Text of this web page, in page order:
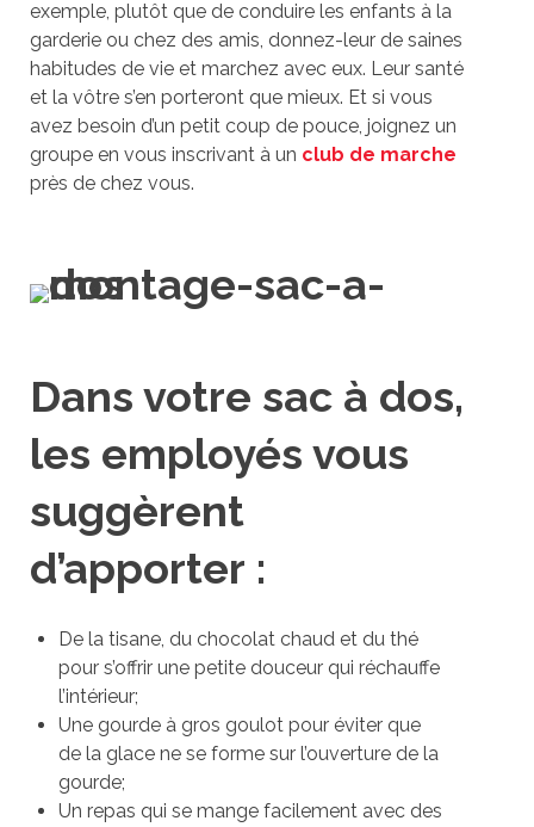
exemple, plutôt que de conduire les enfants à la
garderie ou chez des amis, donnez-leur de saines
habitudes de vie et marchez avec eux. Leur santé
et la vôtre s’en porteront que mieux. Et si vous
avez besoin d’un petit coup de pouce, joignez un
groupe en vous inscrivant à un club de marche
près de chez vous.
Dans votre sac à dos,
les employés vous
suggèrent
d’apporter :
De la tisane, du chocolat chaud et du thé
pour s’offrir une petite douceur qui réchauffe
l’intérieur;
Une gourde à gros goulot pour éviter que
de la glace ne se forme sur l’ouverture de la
gourde;
Un repas qui se mange facilement avec des